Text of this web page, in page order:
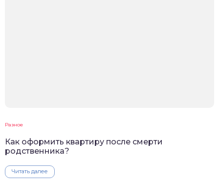
Разное
Как оформить квартиру после смерти
родственника?
Читать далее